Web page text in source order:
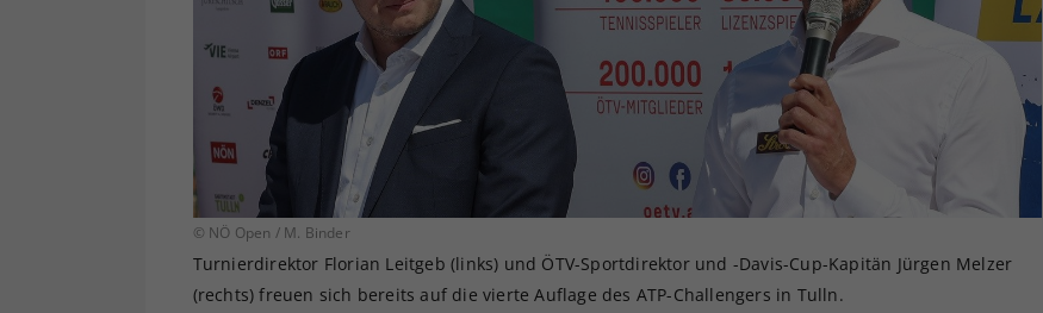
© NÖ Open / M. Binder
Turnierdirektor Florian Leitgeb (links) und ÖTV-Sportdirektor und -Davis-Cup-Kapitän Jürgen Melzer
(rechts) freuen sich bereits auf die vierte Auflage des ATP-Challengers in Tulln.
Ihrer vorgenommen Einstellungen, falls der
Webseiten-Betreiber dies eingestellt hat.